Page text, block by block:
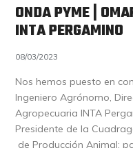
ONDA PYME |
INTA PERGAMINO
08/03/2023
Nos hemos puesto en
Ingeniero Agrónomo,
Agropecuaria INTA
Presidente de la
de Producción Animal;